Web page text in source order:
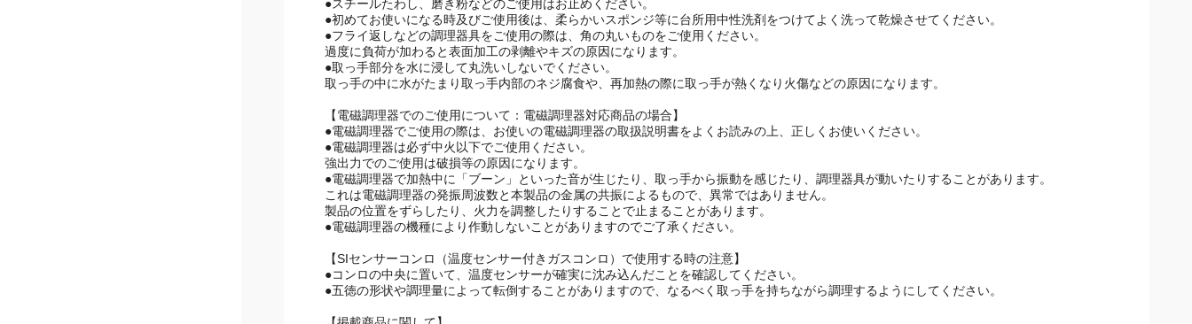
●お手入れの際は台所用中性洗剤をつけたやわらかいスポンジで表面をよく洗って乾燥させてください。
●スチールたわし、磨き粉などのご使用はお止めください。
●初めてお使いになる時及びご使用後は、柔らかいスポンジ等に台所用中性洗剤をつけてよく洗って乾燥させてください。
●フライ返しなどの調理器具をご使用の際は、角の丸いものをご使用ください。
過度に負荷が加わると表面加工の剥離やキズの原因になります。
●取っ手部分を水に浸して丸洗いしないでください。
【電磁調理器でのご使用について：電磁調理器対応商品の場合】
●電磁調理器でご使用の際は、お使いの電磁調理器の取扱説明書をよくお読みの上、正しくお使いください。
●電磁調理器は必ず中火以下でご使用ください。
強出力でのご使用は破損等の原因になります。
●電磁調理器で加熱中に「ブーン」といった音が生じたり、取っ手から振動を感じたり、調理器具が動いたりすることがあります。
これは電磁調理器の発振周波数と本製品の金属の共振によるもので、異常ではありません。
製品の位置をずらしたり、火力を調整したりすることで止まることがあります。
【SIセンサーコンロ（温度センサー付きガスコンロ）で使用する時の注意】
●コンロの中央に置いて、温度センサーが確実に沈み込んだことを確認してください。